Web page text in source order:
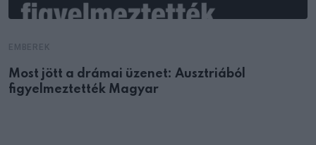
Most jött a drámai üzenet: Ausztriából
figyelmeztették Magyar